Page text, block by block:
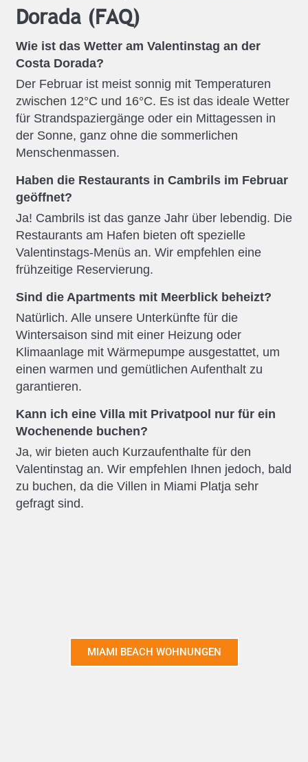
Dorada (FAQ)
Wie ist das Wetter am Valentinstag an der
Costa Dorada?
Der Februar ist meist sonnig mit Temperaturen
zwischen 12°C und 16°C. Es ist das ideale Wetter
für Strandspaziergänge oder ein Mittagessen in
der Sonne, ganz ohne die sommerlichen
Menschenmassen.
Haben die Restaurants in Cambrils im Februar
geöffnet?
Ja! Cambrils ist das ganze Jahr über lebendig. Die
Restaurants am Hafen bieten oft spezielle
Valentinstags-Menüs an. Wir empfehlen eine
frühzeitige Reservierung.
Sind die Apartments mit Meerblick beheizt?
Natürlich. Alle unsere Unterkünfte für die
Wintersaison sind mit einer Heizung oder
Klimaanlage mit Wärmepumpe ausgestattet, um
einen warmen und gemütlichen Aufenthalt zu
garantieren.
Kann ich eine Villa mit Privatpool nur für ein
Wochenende buchen?
Ja, wir bieten auch Kurzaufenthalte für den
Valentinstag an. Wir empfehlen Ihnen jedoch, bald
zu buchen, da die Villen in Miami Platja sehr
gefragt sind.
MIAMI BEACH WOHNUNGEN